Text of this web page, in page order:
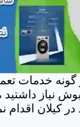
گونه خدمات
نیاز داشتید
کیلان اقدام